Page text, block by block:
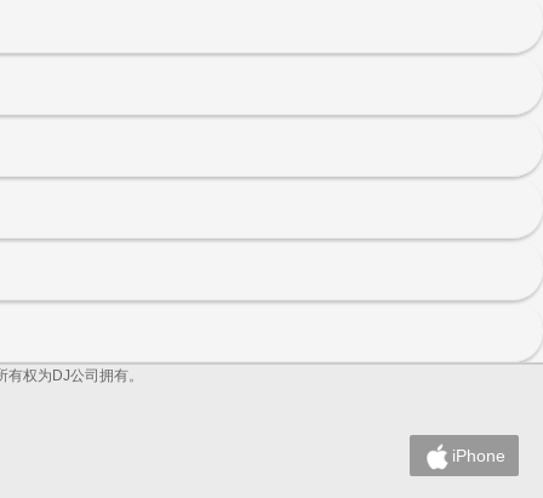
权为DJ公司拥有。
iPhone